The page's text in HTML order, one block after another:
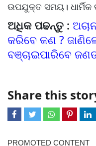
ଉପଯୁକ୍ତ ସମୟ। ଧାର୍ମିକ
ଅଧିକ ପଢନ୍ତୁ :
କରିବେ କଣ ?
ବଞ୍ଚାଇପାରିବେ
Share this